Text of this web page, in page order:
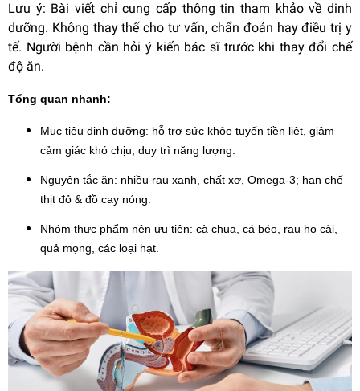
Lưu ý: Bài viết chỉ cung cấp thông tin tham khảo về dinh
dưỡng. Không thay thế cho tư vấn, chẩn đoán hay điều trị y
tế. Người bệnh cần hỏi ý kiến bác sĩ trước khi thay đổi chế
độ ăn.
Tổng quan nhanh:
Mục tiêu dinh dưỡng: hỗ trợ sức khỏe tuyến tiền liệt, giảm
cảm giác khó chịu, duy trì năng lượng.
Nguyên tắc ăn: nhiều rau xanh, chất xơ, Omega-3; hạn chế
thịt đỏ & đồ cay nóng.
Nhóm thực phẩm nên ưu tiên: cà chua, cá béo, rau họ cải,
quả mọng, các loại hạt.